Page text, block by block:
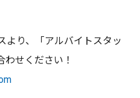
より、「アルバイトスタッ
せください！